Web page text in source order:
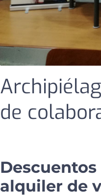
de
alquiler de